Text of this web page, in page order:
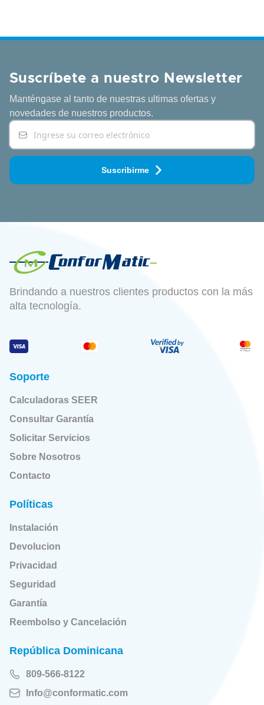
Suscríbete a nuestro Newsletter
Manténgase al tanto de nuestras ultimas ofertas y
novedades de nuestros productos.
Suscribirme
Brindando a nuestros clientes productos con la más
alta tecnología.
Soporte
Calculadoras SEER
Consultar Garantía
Solicitar Servicios
Sobre Nosotros
Contacto
Políticas
Instalación
Devolucion
Privacidad
Seguridad
Garantía
Reembolso y Cancelación
República Dominicana
809-566-8122
Info@conformatic.com